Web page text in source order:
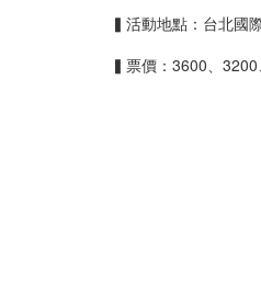
▍活動地點：台北國
▍票價： 3600 3200